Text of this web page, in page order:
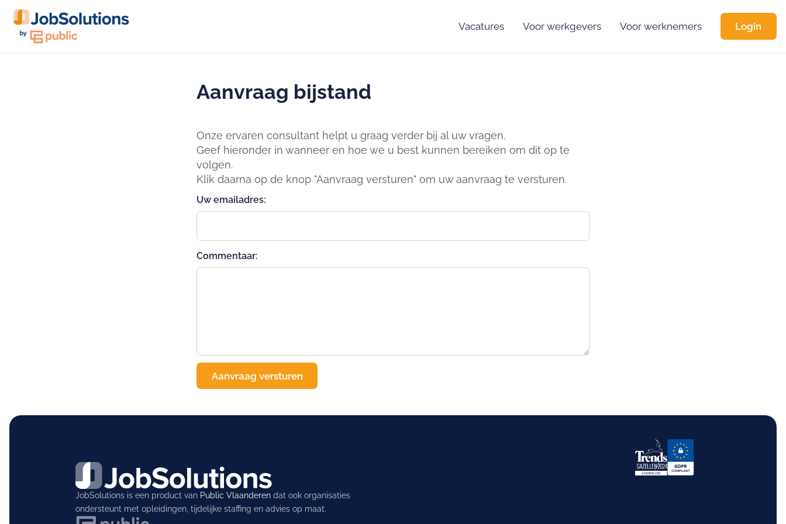
Vacatures Voor werkgevers Voor werknemers Login
Aanvraag bijstand
Onze ervaren consultant helpt u graag verder bij al uw vragen.
Geef hieronder in wanneer en hoe we u best kunnen bereiken om dit op te
volgen.
Klik daarna op de knop "Aanvraag versturen" om uw aanvraag te versturen.
Uw emailadres:
Commentaar:
JobSolutions is een product van Public Vlaanderendat ook organisaties
ondersteunt met opleidingen, tijdelijke staffing en advies op maat.